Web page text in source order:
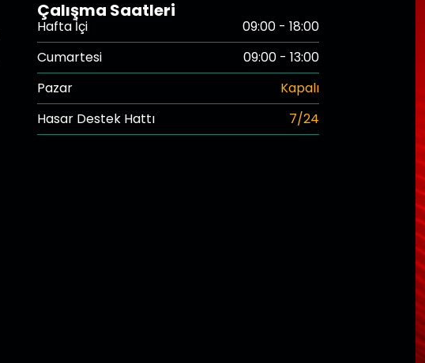
Çalışma Saatleri
Hafta İçi
09:00 - 18:00
Cumartesi
09:00 - 13:00
Pazar
Kapalı
Hasar Destek Hattı
7/24